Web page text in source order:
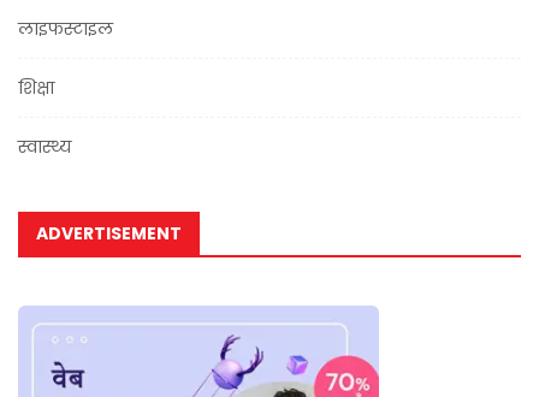
लाइफस्टाइल
शिक्षा
स्वास्थ्य
ADVERTISEMENT